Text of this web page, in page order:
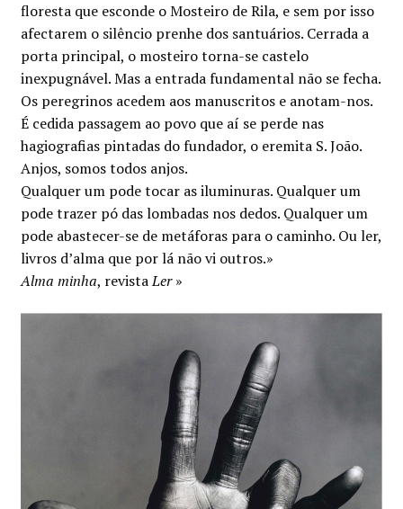
floresta que esconde o Mosteiro de Rila, e sem por isso
afectarem o silêncio prenhe dos santuários. Cerrada a
porta principal, o mosteiro torna-se castelo
inexpugnável. Mas a entrada fundamental não se fecha.
Os peregrinos acedem aos manuscritos e anotam-nos.
É cedida passagem ao povo que aí se perde nas
hagiografias pintadas do fundador, o eremita S. João.
Anjos, somos todos anjos.
Qualquer um pode tocar as iluminuras. Qualquer um
pode trazer pó das lombadas nos dedos. Qualquer um
pode abastecer-se de metáforas para o caminho. Ou ler,
livros d’alma que por lá não vi outros.»
Alma minha, revistaLer»